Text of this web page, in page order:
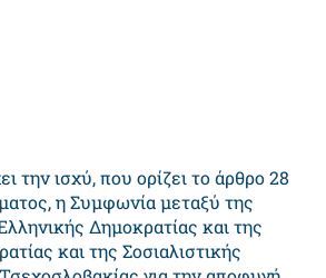
την ισχύ, που ορίζει το άρθρο 28
η Συμφωνία μεταξύ της
Δημοκρατίας και της
και της Σοσιαλιστικής